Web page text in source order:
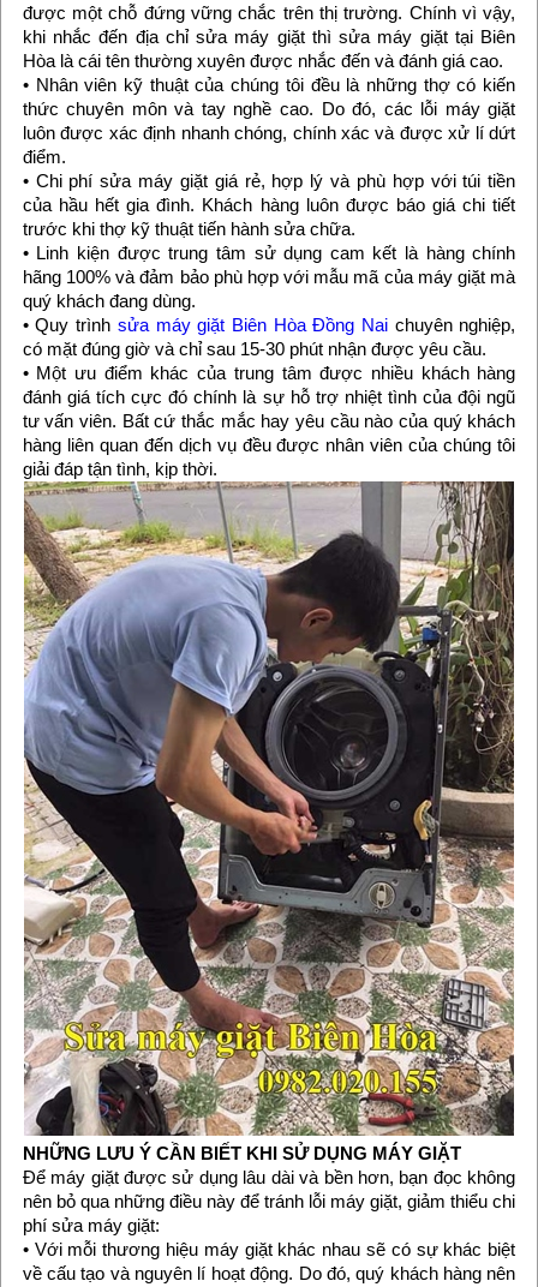
được một chỗ đứng vững chắc trên thị trường. Chính vì vậy,
khi nhắc đến địa chỉ sửa máy giặt thì sửa máy giặt tại Biên
Hòa là cái tên thường xuyên được nhắc đến và đánh giá cao.
• Nhân viên kỹ thuật của chúng tôi đều là những thợ có kiến
thức chuyên môn và tay nghề cao. Do đó, các lỗi máy giặt
luôn được xác định nhanh chóng, chính xác và được xử lí dứt
điểm.
• Chi phí sửa máy giặt giá rẻ, hợp lý và phù hợp với túi tiền
của hầu hết gia đình. Khách hàng luôn được báo giá chi tiết
trước khi thợ kỹ thuật tiến hành sửa chữa.
• Linh kiện được trung tâm sử dụng cam kết là hàng chính
hãng 100% và đảm bảo phù hợp với mẫu mã của máy giặt mà
quý khách đang dùng.
• Quy trình sửa máy giặt Biên Hòa Đồng Naichuyên nghiệp,
có mặt đúng giờ và chỉ sau 15-30 phút nhận được yêu cầu.
• Một ưu điểm khác của trung tâm được nhiều khách hàng
đánh giá tích cực đó chính là sự hỗ trợ nhiệt tình của đội ngũ
tư vấn viên. Bất cứ thắc mắc hay yêu cầu nào của quý khách
hàng liên quan đến dịch vụ đều được nhân viên của chúng tôi
giải đáp tận tình, kịp thời.
NHỮNG LƯU Ý CẦN BIẾT KHI SỬ DỤNG MÁY GIẶT
Để máy giặt được sử dụng lâu dài và bền hơn, bạn đọc không
nên bỏ qua những điều này để tránh lỗi máy giặt, giảm thiểu chi
phí sửa máy giặt:
• Với mỗi thương hiệu máy giặt khác nhau sẽ có sự khác biệt
về cấu tạo và nguyên lí hoạt động. Do đó, quý khách hàng nên